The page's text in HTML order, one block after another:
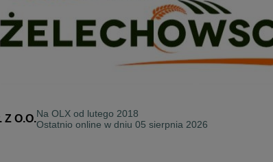
Z O.O.Na OLX od lutego 2018
Ostatnio online w dniu 05 sierpnia 2026